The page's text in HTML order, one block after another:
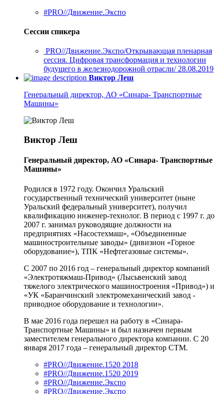
#PRO//Движение.Экспо
Сессии спикера
PRO//Движение.Экспо/Открывающая пленарная
сессия. Цифровая трансформация и технологии
будущего в железнодорожной отрасли/ 28.08.2019
Виктор Леш
Генеральный директор, АО «Синара- Транспортные
Машины»
Виктор Леш
Генеральный директор, АО «Синара- Транспортные
Машины»
Родился в 1972 году. Окончил Уральский
государственный технический университет (ныне
Уральский федеральный университет), получил
квалификацию инженер-технолог. В период с 1997 г. до
2007 г. занимал руководящие должности на
предприятиях «Насостехмаш», «Объединенные
машиностроительные заводы» (дивизион «Горное
оборудование»), ТПК «Нефтегазовые системы».
С 2007 по 2016 год – генеральный директор компаний
«Электротяжмаш-Привод» (Лысьвенский завод
тяжелого электрического машиностроения «Привод») и
«УК «Баранчинский электромеханический завод -
приводное оборудование и технологии».
В мае 2016 года перешел на работу в «Синара-
Транспортные Машины» и был назначен первым
заместителем генерального директора компании. С 20
января 2017 года – генеральный директор СТМ.
#PRO//Движение.1520 2018
#PRO//Движение.1520 2019
#PRO//Движение.Экспо
#PRO//Движение.Экспо